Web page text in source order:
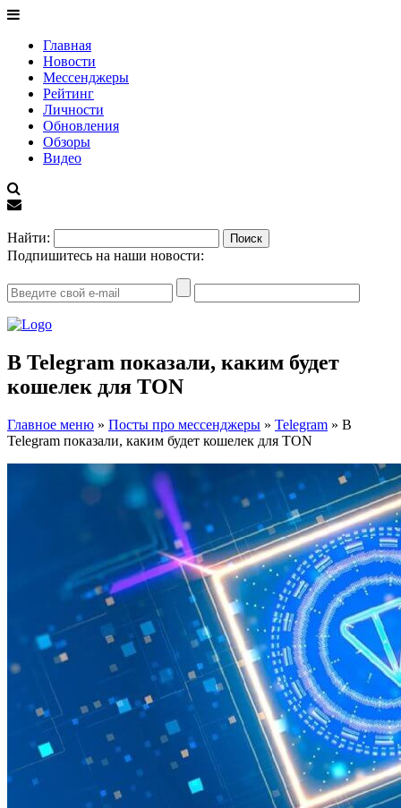
Главная
Новости
Мессенджеры
Рейтинг
Личности
Обновления
Обзоры
Видео
Найти:
Подпишитесь на наши новости:
В Telegram показали, каким будет
кошелек для TON
Главное меню » Посты про мессенджеры » Telegram » В
Telegram показали, каким будет кошелек для TON